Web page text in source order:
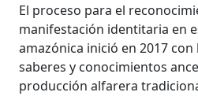
El proceso para el
manifestación identitaria en
amazónica inició en 2017
saberes y conocimientos
producción alfarera